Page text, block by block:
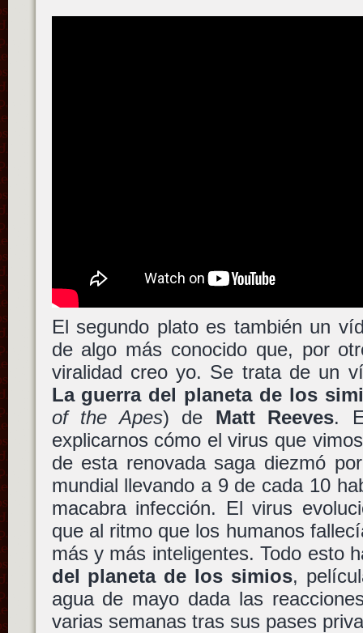
El segundo plato es también un
de algo más conocido que, por
viralidad creo yo. Se trata de un
La guerra del planeta de los
of the Apes) de Matt Reeves.
explicarnos cómo el virus que
de esta renovada saga diezmó
mundial llevando a 9 de cada 10
macabra infección. El virus
que al ritmo que los humanos
más y más inteligentes. Todo esto
del planeta de los simios,
agua de mayo dada las
varias semanas tras sus pases